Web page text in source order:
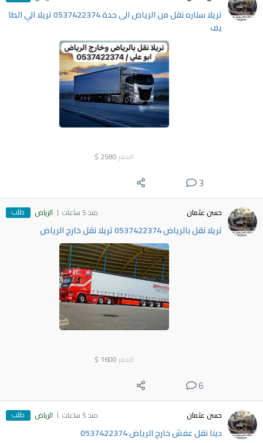
تريلا ستاره نقل من الرياض الى جدة 0537422374 تريلا الي الطا
يف
السعر 2580
$
3
حسن عثمان منذ 5 ساعات الرياض طلب
تريلا نقل بالرياض 0537422374 تريلا نقل خارج الرياض
السعر 1600
$
6
حسن عثمان منذ 5 ساعات الرياض طلب
دينا نقل عفش خارج الرياض 0537422374